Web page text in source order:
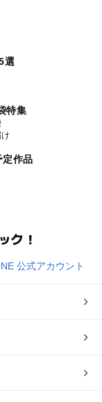
選
特集
定作品
ク！